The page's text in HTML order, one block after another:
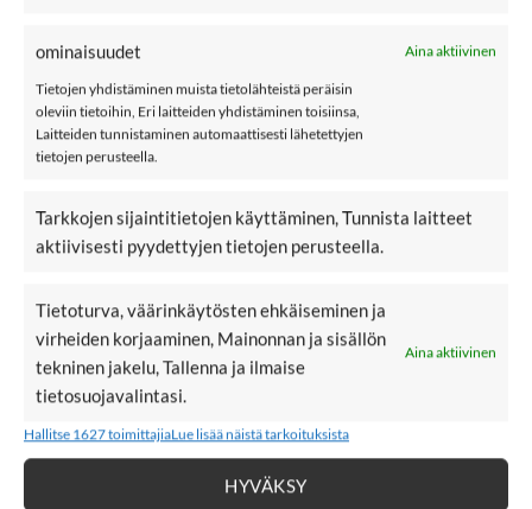
ominaisuudet Aina aktiivinen
Tietojen yhdistäminen muista tietolähteistä peräisin
oleviin tietoihin, Eri laitteiden yhdistäminen toisiinsa,
Laitteiden tunnistaminen automaattisesti lähetettyjen
tietojen perusteella.
Tarkkojen sijaintitietojen käyttäminen, Tunnista laitteet
aktiivisesti pyydettyjen tietojen perusteella.
Tietoturva, väärinkäytösten ehkäiseminen ja
virheiden korjaaminen, Mainonnan ja sisällön
tekninen jakelu, Tallenna ja ilmaise
tietosuojavalintasi.
Aina aktiivinen
Hallitse 1627 toimittajiaLue lisää näistä tarkoituksista
HYVÄKSY
JACK & JONES JJICLARK 349 farkut, Grey Denim
Jack & Jones JJICLARK 349 tyylikkäät suora lahkeiset farkut,
jossa nappi ja vetoketjukiinnitys. Vyötäröllä vyölenkit ja
sisäpuolella kuminauhakiristys. Edessä ja takana taskut.
joustavaa.
Materiaali:76% puuvillaa ja 22% polyesteriä
Pesu:40 asteinen konepesu
Jack & Jones